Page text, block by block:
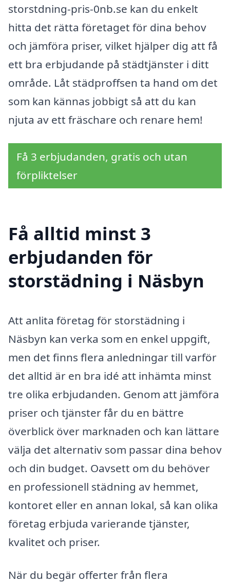
storstdning-pris-0nb.se kan du enkelt
hitta det rätta företaget för dina behov
och jämföra priser, vilket hjälper dig att få
ett bra erbjudande på städtjänster i ditt
område. Låt städproffsen ta hand om det
som kan kännas jobbigt så att du kan
njuta av ett fräschare och renare hem!
Få 3 erbjudanden, gratis och utan
förpliktelser
Få alltid minst 3
erbjudanden för
storstädning i Näsbyn
Att anlita företag för storstädning i
Näsbyn kan verka som en enkel uppgift,
men det finns flera anledningar till varför
det alltid är en bra idé att inhämta minst
tre olika erbjudanden. Genom att jämföra
priser och tjänster får du en bättre
överblick över marknaden och kan lättare
välja det alternativ som passar dina behov
och din budget. Oavsett om du behöver
en professionell städning av hemmet,
kontoret eller en annan lokal, så kan olika
företag erbjuda varierande tjänster,
kvalitet och priser.
När du begär offerter från flera